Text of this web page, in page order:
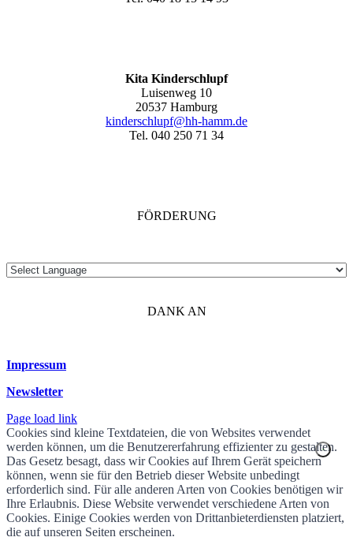
Kita Kinderschlupf
Luisenweg 10
20537 Hamburg
kinderschlupf@hh-hamm.de
Tel. 040 250 71 34
FÖRDERUNG
DANK AN
Impressum
Newsletter
Page load link
Cookies sind kleine Textdateien, die von Websites verwendet
werden können, um die Benutzererfahrung effizienter zu gestalten.
Das Gesetz besagt, dass wir Cookies auf Ihrem Gerät speichern
können, wenn sie für den Betrieb dieser Website unbedingt
erforderlich sind. Für alle anderen Arten von Cookies benötigen wir
Ihre Erlaubnis. Diese Website verwendet verschiedene Arten von
Cookies. Einige Cookies werden von Drittanbieterdiensten platziert,
die auf unseren Seiten erscheinen.